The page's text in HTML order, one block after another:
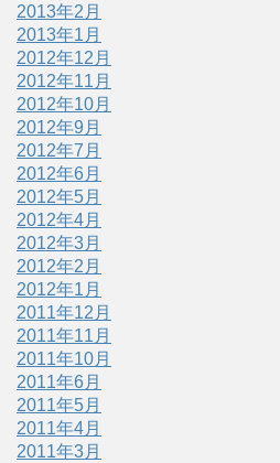
2013年2月
2013年1月
2012年12月
2012年11月
2012年10月
2012年9月
2012年7月
2012年6月
2012年5月
2012年4月
2012年3月
2012年2月
2012年1月
2011年12月
2011年11月
2011年10月
2011年6月
2011年5月
2011年4月
2011年3月